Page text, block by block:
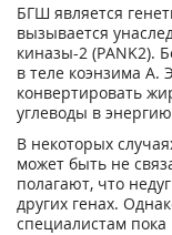
БГШ является
вызывается
киназы-2 (PANK2).
в теле коэнзима А.
конвертировать
углеводы в
В некоторых
может быть не
полагают, что
других генах.
специалистам пока